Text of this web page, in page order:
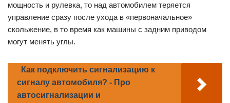
мощность и рулевка, то над автомобилем теряется
управление сразу после ухода в «первоначальное»
скольжение, в то время как машины с задним приводом
могут менять углы.
Как подключить сигнализацию к
сигналу автомобиля? - Про
автосигнализации и